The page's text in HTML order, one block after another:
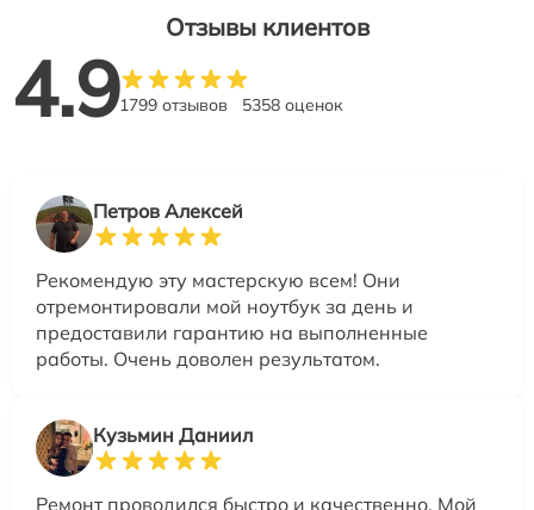
Отзывы клиентов
4.91799 отзывов 5358 оценок
Петров Алексей
Рекомендую эту мастерскую всем! Они
отремонтировали мой ноутбук за день и
предоставили гарантию на выполненные
работы. Очень доволен результатом.
Кузьмин Даниил
Ремонт проводился быстро и качественно. Мой